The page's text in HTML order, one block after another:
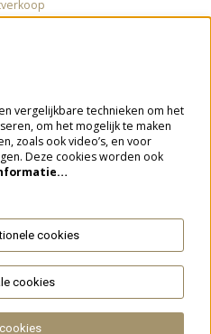
de nieuwsbrief
van Google.
vergelijkbare technieken om het
om het mogelijk te maken
zoals ook video’s, en voor
Deze cookies worden ook
cookies
cookies